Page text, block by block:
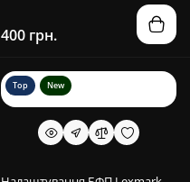
400 грн.
Top New